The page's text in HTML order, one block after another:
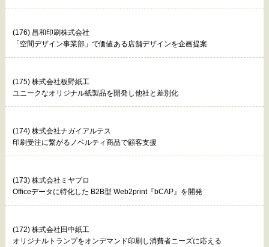
(176) 昌和印刷株式会社
「空間デザイン事業部」で価値ある店舗デザインを企画提案
(175) 株式会社板野紙工
ユニークなオリジナル紙製品を開発し他社と差別化
(174) 株式会社ナガイアルテス
印刷受注に繋がるノベルティ商品で顧客支援
(173) 株式会社ミヤプロ
Officeデータに特化した B2B型 Web2print『bCAP』を開発
(172) 株式会社田中紙工
オリジナルトランプをオンデマンド印刷し消費者ニーズに応える